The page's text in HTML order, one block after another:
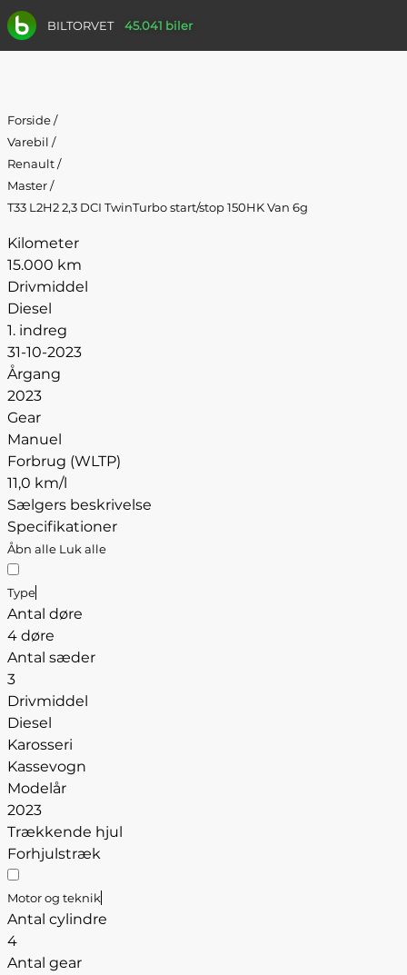
BILTORVET 45.041 biler
Forside/
Varebil /
Renault/
Master/
T33 L2H2 2,3 DCI TwinTurbo start/stop 150HK Van 6g
Kilometer
15.000 km
Drivmiddel
Diesel
1. indreg
31-10-2023
Årgang
2023
Gear
Manuel
Forbrug (WLTP)
11,0 km/l
Sælgers beskrivelse
Specifikationer
Åbn alle Luk alle
Type
Antal døre
4 døre
Antal sæder
3
Drivmiddel
Diesel
Karosseri
Kassevogn
Modelår
2023
Trækkende hjul
Forhjulstræk
Motor og teknik
Antal cylindre
4
Antal gear